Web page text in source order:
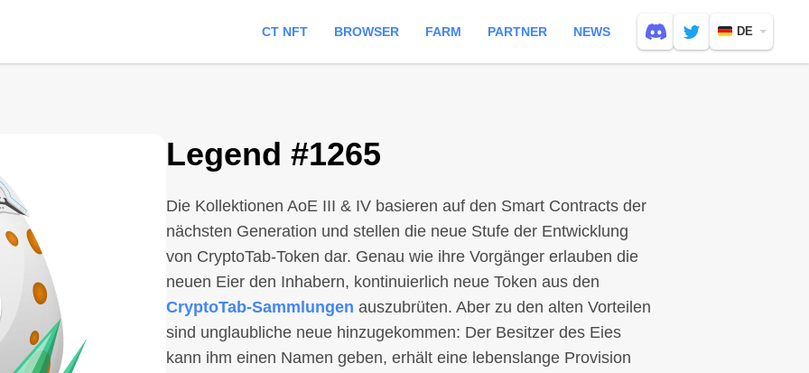
CT NFT BROWSER FARM PARTNER NEWS DE
Legend #1265
Die Kollektionen AoE III & IV basieren auf den Smart Contracts der
nächsten Generation und stellen die neue Stufe der Entwicklung
von CryptoTab-Token dar. Genau wie ihre Vorgänger erlauben die
neuen Eier den Inhabern, kontinuierlich neue Token aus den
CryptoTab-Sammlungen auszubrüten. Aber zu den alten Vorteilen
sind unglaubliche neue hinzugekommen: Der Besitzer des Eies
kann ihm einen Namen geben, erhält eine lebenslange Provision